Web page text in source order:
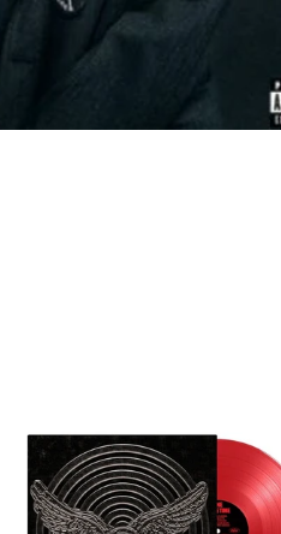
啟
圖